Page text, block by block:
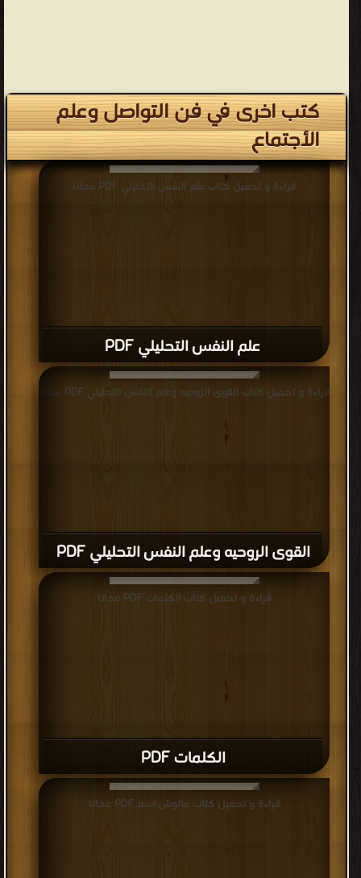
كتب اخرى في فن التواصل وعلم
الأجتماع
علم النفس التحليلي PDF
قراءة و تحميل كتاب علم النفس التحليلي PDF مجانا
القوى الروحيه وعلم النفس التحليلي PDF
قراءة و تحميل كتاب القوى الروحيه وعلم النفس التحليلي PDF مجانا
الكلمات PDF
قراءة و تحميل كتاب الكلمات PDF مجانا
قراءة و تحميل كتاب مالوش اسم PDF مجانا